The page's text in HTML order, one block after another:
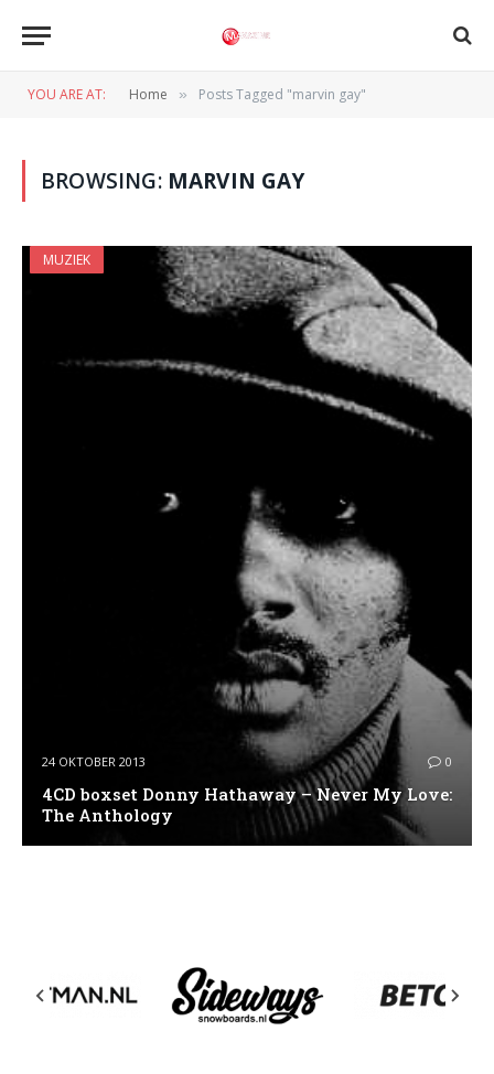
YOU ARE AT: Home » Posts Tagged "marvin gay"
BROWSING: MARVIN GAY
MUZIEK
24 OKTOBER 2013 0
4CD boxset Donny Hathaway – Never My Love:
The Anthology